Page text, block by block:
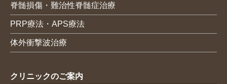
脊髄損傷・難治性脊髄症治療
PRP療法・APS療法
体外衝撃波治療
クリニックのご案内